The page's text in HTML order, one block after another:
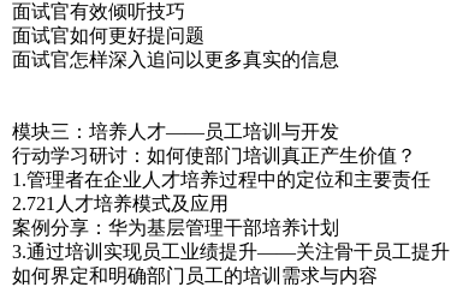
面试官有效倾听技巧
面试官如何更好提问题
面试官怎样深入追问以更多真实的信息
模块三：培养人才——员工培训与开发
行动学习研讨：如何使部门培训真正产生价值？
1.管理者在企业人才培养过程中的定位和主要责任
2.721人才培养模式及应用
案例分享：华为基层管理干部培养计划
3.通过培训实现员工业绩提升——关注骨干员工提升
如何界定和明确部门员工的培训需求与内容